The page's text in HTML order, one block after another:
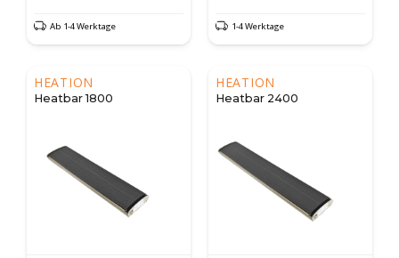
Ab 1-4 Werktage 1-4 Werktage
HEATION
Heatbar 1800
HEATION
Heatbar 2400